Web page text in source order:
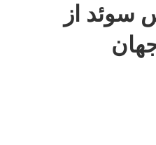
سوئد از